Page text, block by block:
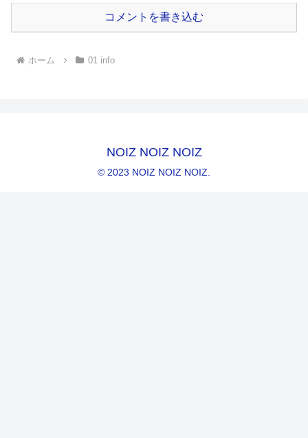
コメントを書き込む
ホーム 01 info
NOIZ NOIZ NOIZ
© 2023 NOIZ NOIZ NOIZ.